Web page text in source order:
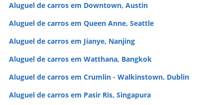
Aluguel de carros em Downtown, Austin
Aluguel de carros em Queen Anne, Seattle
Aluguel de carros em Jianye, Nanjing
Aluguel de carros em Watthana, Bangkok
Aluguel de carros em Crumlin - Walkinstown, Dublin
Aluguel de carros em Pasir Ris, Singapura